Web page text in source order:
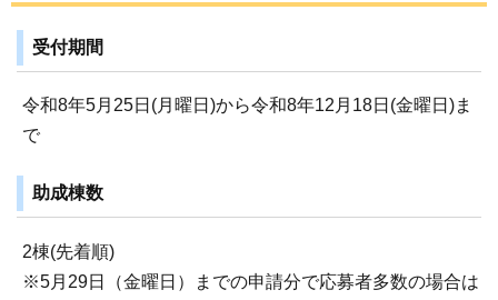
受付期間
令和8年5月25日(月曜日)から令和8年12月18日(金曜日)ま
で
助成棟数
2棟(先着順)
※5月29日（金曜日）までの申請分で応募者多数の場合は